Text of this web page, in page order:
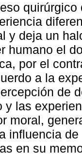
y deja un
humano el
por el
a la
de
y las
moral,
influencia
en su